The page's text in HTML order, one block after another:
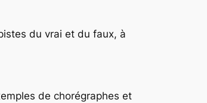
du vrai et du faux, à
de chorégraphes et